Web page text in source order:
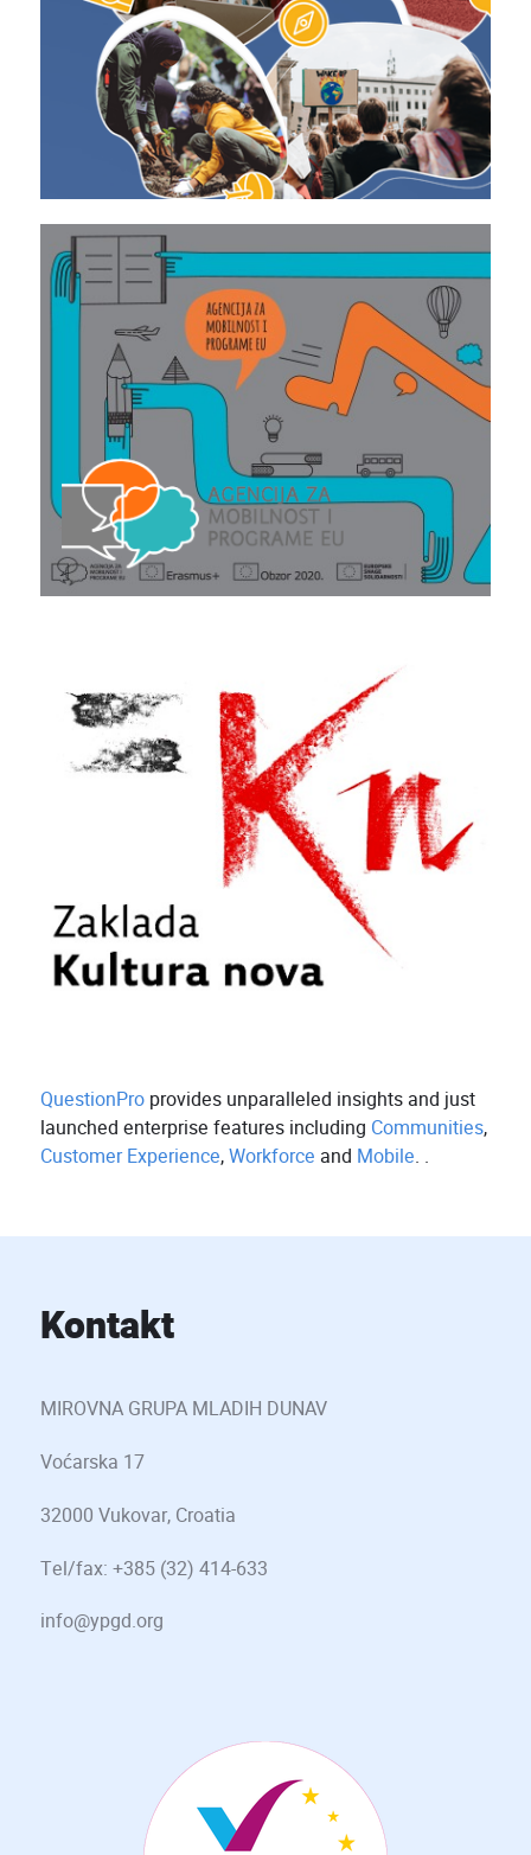
QuestionPro provides unparalleled insights and just
launched enterprise features including Communities,
Customer Experience,Workforce and Mobile. .
Kontakt
MIROVNA GRUPA MLADIH DUNAV
Voćarska 17
32000 Vukovar, Croatia
Tel/fax: +385 (32) 414-633
info@ypgd.org